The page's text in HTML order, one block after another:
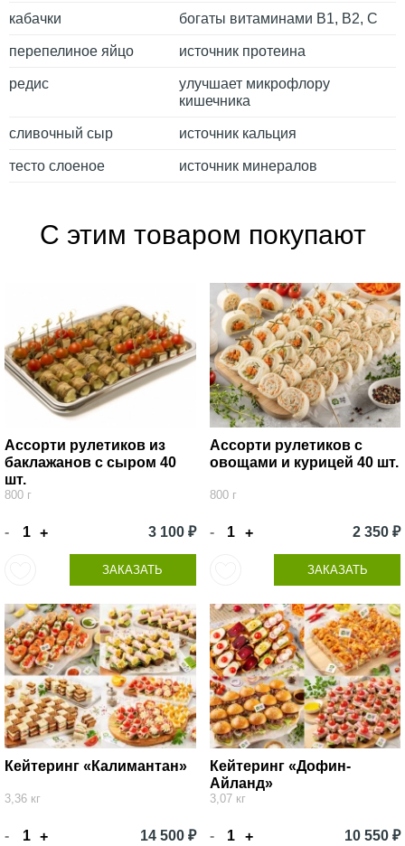
кабачки богаты витаминами В1, В2, С
перепелиное яйцо источник протеина
редис
улучшает микрофлору
кишечника
сливочный сыр источник кальция
тесто слоеное источник минералов
С этим товаром покупают
Ассорти рулетиков из
баклажанов с сыром 40
шт.
800 г
- + 3 100 ₽
ЗАКАЗАТЬ
Ассорти рулетиков с
овощами и курицей 40 шт.
800 г
- + 2 350 ₽
ЗАКАЗАТЬ
Кейтеринг «Калимантан»
3,36 кг
- + 14 500 ₽
Кейтеринг «Дофин-
Айланд»
3,07 кг
- + 10 550 ₽